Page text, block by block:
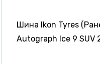
Шина Ikon Tyres
Autograph Ice 9 SUV